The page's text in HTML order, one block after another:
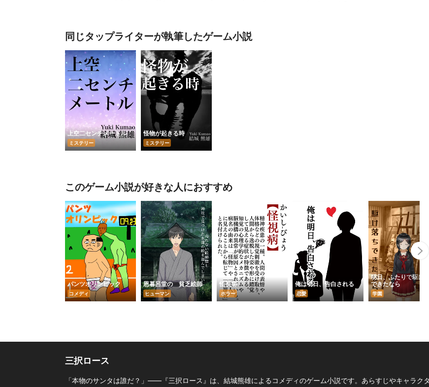
同じタップライターが執筆したゲーム小説
上空二センチメートル
ミステリー
怪物が起きる時
ミステリー
このゲーム小説が好きな人におすすめ
パンツオリンピック
コメディ
恩暮呂堂の 貧乏絵師
ヒューマン
怪視病
ホラー
俺は明日、告白される
恋愛
明日、ふたりで駆け落
できたなら
学園
三択ロース
「本物のサンタは誰だ？」――『三択ロース』は、結城熊雄によるコメディのゲーム小説です。あらすじやキャラク